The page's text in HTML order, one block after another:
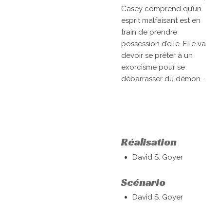
Casey comprend qu’un
esprit malfaisant est en
train de prendre
possession d’elle. Elle va
devoir se prêter à un
exorcisme pour se
débarrasser du démon…
Réalisation
David S. Goyer
Scénario
David S. Goyer